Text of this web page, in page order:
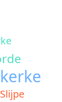
Slijpe